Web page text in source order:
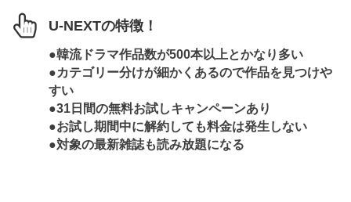
U-NEXTの特徴！
●韓流ドラマ作品数が500本以上とかなり多い
●カテゴリー分けが細かくあるので作品を見つけや
すい
●31日間の無料お試しキャンペーンあり
●お試し期間中に解約しても料金は発生しない
●対象の最新雑誌も読み放題になる